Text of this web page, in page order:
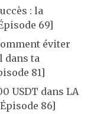
: la
69]
éviter
dans ta
81]
USDT dans LA
86]